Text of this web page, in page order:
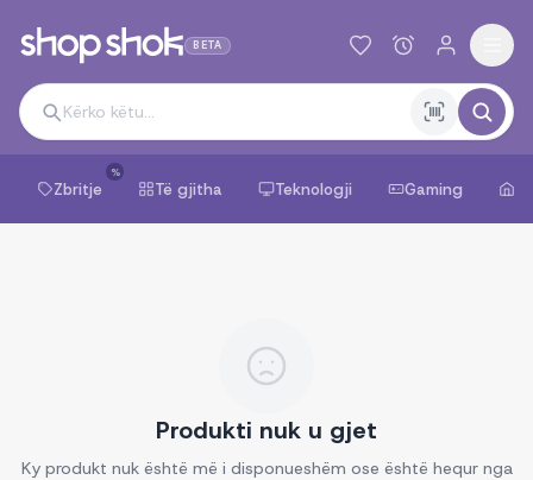
BETA
Zbritje
%
Të gjitha Teknologji Gaming
Produkti nuk u gjet
Ky produkt nuk është më i disponueshëm ose është hequr nga